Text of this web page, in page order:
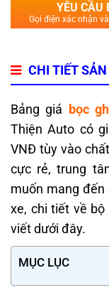
YÊU CẦU
Gọi điện xác nhận
CHI TIẾT
Bảng giá bọc
Thiện Auto có
VNĐ tùy vào
cực rẻ, trung
muốn mang
xe, chi tiết về
viết dưới đây.
MỤC LỤC